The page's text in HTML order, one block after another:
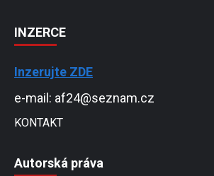
INZERCE
Inzerujte ZDE
e-mail: af24@seznam.cz
KONTAKT
Autorská práva